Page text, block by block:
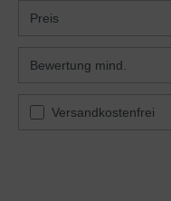
Preis
Bewertung mind.
Filter hinzufügen:
Versandkostenfrei